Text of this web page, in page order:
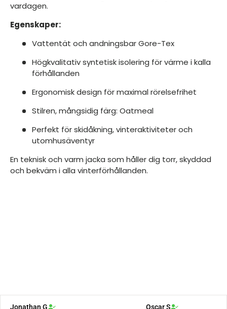
vardagen.
Egenskaper:
Vattentät och andningsbar Gore-Tex
Högkvalitativ syntetisk isolering för värme i kalla
förhållanden
Ergonomisk design för maximal rörelsefrihet
Stilren, mångsidig färg: Oatmeal
Perfekt för skidåkning, vinteraktiviteter och
utomhusäventyr
En teknisk och varm jacka som håller dig torr, skyddad
och bekväm i alla vinterförhållanden.